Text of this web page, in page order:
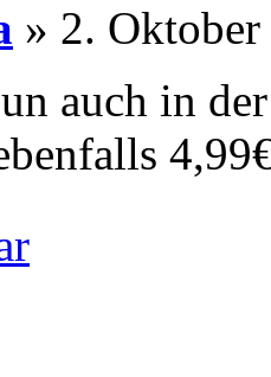
» 2.
auch in